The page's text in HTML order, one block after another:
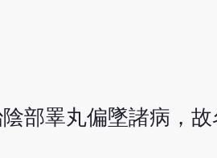
部睪丸偏墜諸病，故